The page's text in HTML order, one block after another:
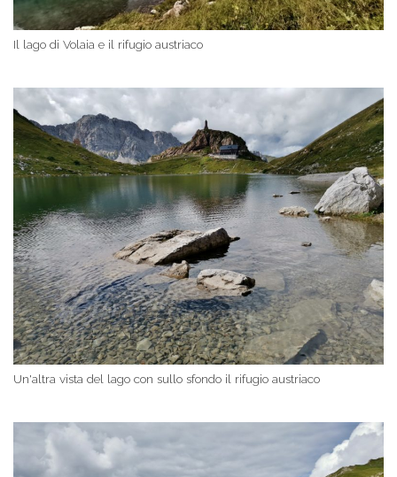
Il lago di Volaia e il rifugio austriaco
Un'altra vista del lago con sullo sfondo il rifugio austriaco